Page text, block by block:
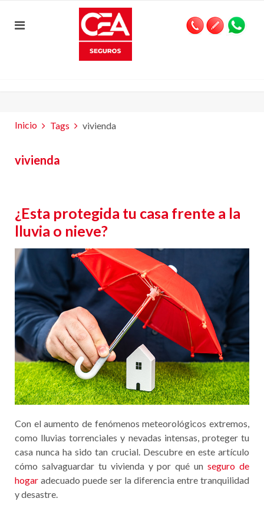
Inicio Tags vivienda
vivienda
¿Esta protegida tu casa frente a la
lluvia o nieve?
Con el aumento de fenómenos meteorológicos extremos,
como lluvias torrenciales y nevadas intensas, proteger tu
casa nunca ha sido tan crucial. Descubre en este artículo
cómo salvaguardar tu vivienda y por qué unseguro de
hogar adecuado puede ser la diferencia entre tranquilidad
y desastre.